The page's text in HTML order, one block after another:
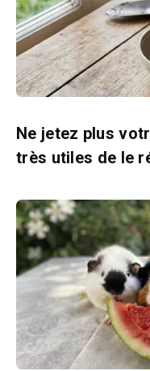
Ne jetez plus
très utiles de le